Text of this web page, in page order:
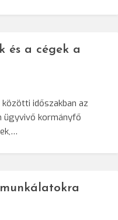
és a cégek a
közötti időszakban az
ügyvivő kormányfő